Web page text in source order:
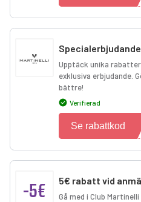
Upptäck unika
exklusiva erbjudande.
bättre!
Verifierad
Se rabattkod
-5€ 5€ rabatt vid
Gå med i Club